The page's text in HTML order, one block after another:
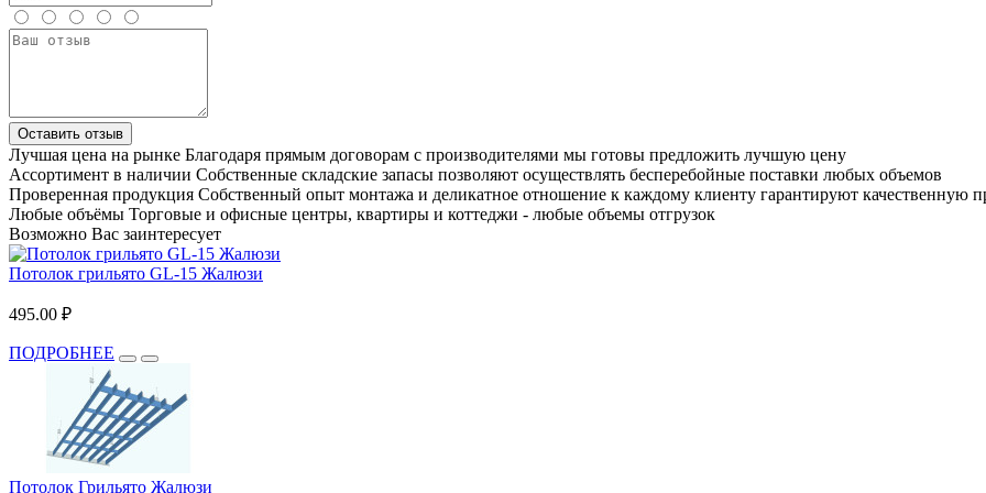
Оставить отзыв
Лучшая цена на рынке Благодаря прямым договорам с производителями мы готовы предложить лучшую цену
Ассортимент в наличии Собственные складские запасы позволяют осуществлять бесперебойные поставки любых объемов
Проверенная продукция Собственный опыт монтажа и деликатное отношение к каждому клиенту гарантируют качественную
Любые объёмы Торговые и офисные центры, квартиры и коттеджи - любые объемы отгрузок
Возможно Вас заинтересует
Потолок грильято GL-15 Жалюзи
495.00 ₽
ПОДРОБНЕЕ
Потолок Грильято Жалюзи